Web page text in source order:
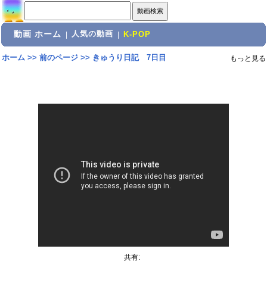
動画 ホーム 人気の動画 K-POP
ホーム>> 前のページ>> きゅうり日記 7日目 もっと見る
共有: